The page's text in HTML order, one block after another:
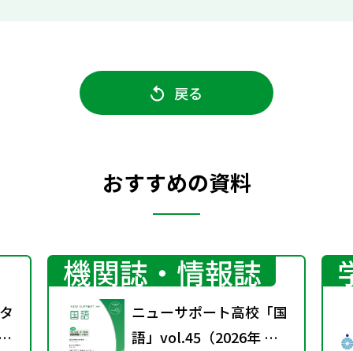
戻る
おすすめの資料
機関誌・情報誌
ニューサポート高校「国
語」vol.45（2026年 春